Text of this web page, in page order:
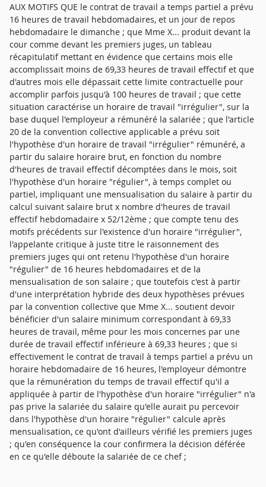
AUX MOTIFS QUE le contrat de travail a temps partiel a prévu
16 heures de travail hebdomadaires, et un jour de repos
hebdomadaire le dimanche ; que Mme X... produit devant la
cour comme devant les premiers juges, un tableau
récapitulatif mettant en évidence que certains mois elle
accomplissait moins de 69,33 heures de travail effectif et que
d'autres mois elle dépassait cette limite contractuelle pour
accomplir parfois jusqu'à 100 heures de travail ; que cette
situation caractérise un horaire de travail "irrégulier", sur la
base duquel l'employeur a rémunéré la salariée ; que l'article
20 de la convention collective applicable a prévu soit
l'hypothèse d'un horaire de travail "irrégulier" rémunéré, a
partir du salaire horaire brut, en fonction du nombre
d'heures de travail effectif décomptées dans le mois, soit
l'hypothèse d'un horaire "régulier", à temps complet ou
partiel, impliquant une mensualisation du salaire à partir du
calcul suivant salaire brut x nombre d'heures de travail
effectif hebdomadaire x 52/12ème ; que compte tenu des
motifs précédents sur l'existence d'un horaire "irrégulier",
l'appelante critique à juste titre le raisonnement des
premiers juges qui ont retenu l'hypothèse d'un horaire
"régulier" de 16 heures hebdomadaires et de la
mensualisation de son salaire ; que toutefois c'est à partir
d'une interprétation hybride des deux hypothèses prévues
par la convention collective que Mme X... soutient devoir
bénéficier d'un salaire minimum correspondant à 69,33
heures de travail, même pour les mois concernes par une
durée de travail effectif inférieure à 69,33 heures ; que si
effectivement le contrat de travail à temps partiel a prévu un
horaire hebdomadaire de 16 heures, l'employeur démontre
que la rémunération du temps de travail effectif qu'il a
appliquée à partir de l'hypothèse d'un horaire "irrégulier" n'a
pas prive la salariée du salaire qu'elle aurait pu percevoir
dans l'hypothèse d'un horaire "régulier" calcule après
mensualisation, ce qu'ont d'ailleurs vérifié les premiers juges
; qu'en conséquence la cour confirmera la décision déférée
en ce qu'elle déboute la salariée de ce chef ;